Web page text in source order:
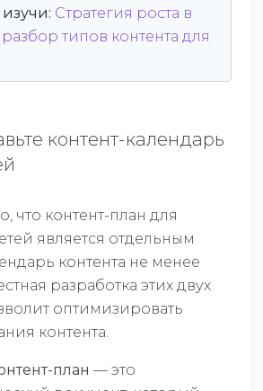
Стратегия роста в
типов контента для
контент-календарь
что контент-план для
является отдельным
контента не менее
разработка этих двух
оптимизировать
контента.
план — это